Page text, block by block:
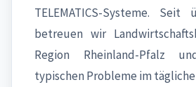
TELEMATICS-Systeme.
betreuen wir
Region Rheinland-Pfalz
typischen Probleme im